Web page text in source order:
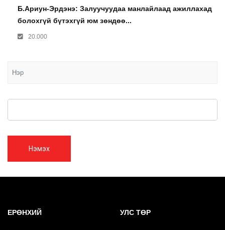
Б.Ариун-Эрдэнэ: Залуучуудаа манлайлаад ажиллахад
болохгүй бүтэхгүй юм зөндөө...
20.000
Нэмэх
ЕРӨНХИЙ УЛС ТӨР